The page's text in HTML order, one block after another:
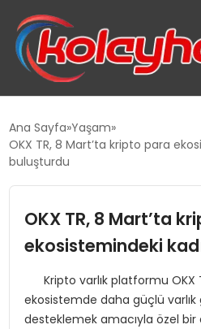
SUWEN’IN İSTIHDAM MODELI
TANYER YAPI ZEMIN
BÜYÜTTÜ
TOROSLAR’DA PAZAR
Ana Sayfa Yaşam
OKX TR, 8 Mart’ta kripto para
buluşturdu
OKX TR, 8 Mart’ta
ekosistemindeki
Kripto varlık platformu OKX
ekosistemde daha güçlü
desteklemek amacıyla özel